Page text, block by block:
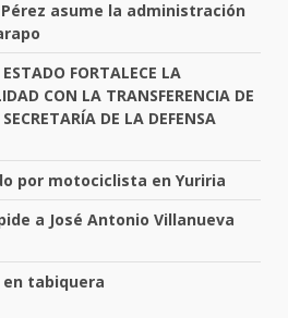
asume la administración
FORTALECE LA
CON LA TRANSFERENCIA DE
DE LA DEFENSA
por motociclista en Yuriria
a José Antonio Villanueva
tabiquera